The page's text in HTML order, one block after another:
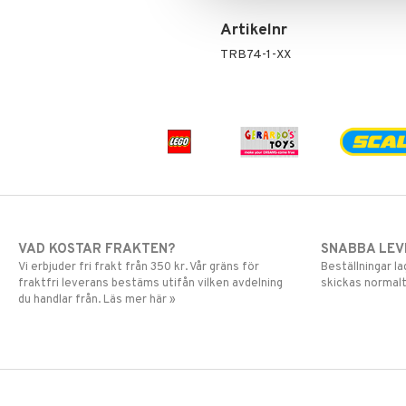
Artikelnr
TRB74-1-XX
VAD KOSTAR FRAKTEN?
Vi erbjuder fri frakt från 350 kr. Vår gräns för
fraktfri leverans bestäms utifån vilken avdelning
du handlar från. Läs mer här »
SNABBA
Beställningar
skickas